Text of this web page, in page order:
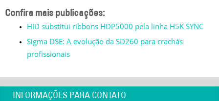
Fale
Confira mais publicações:
HID substitui ribbons HDP5000 pela linha H5K SYNC
Sigma DSE: A evolução da SD260 para crachás
profissionais
INFORMAÇÕES PARA CONTATO